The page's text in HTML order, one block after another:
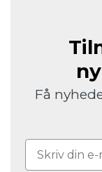
Få